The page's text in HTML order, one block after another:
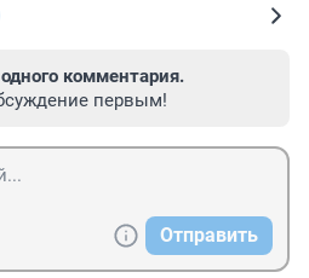
комментария.
первым!
Отправить